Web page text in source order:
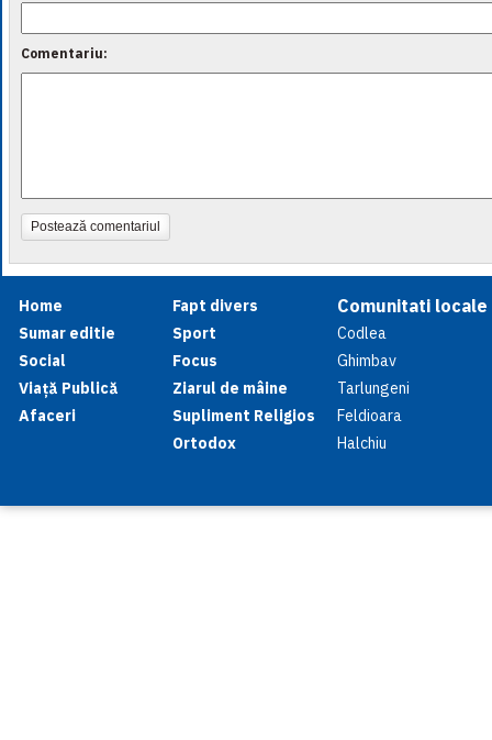
Comentariu:
Postează comentariul
Home
Sumar editie
Social
Viață Publică
Afaceri
Fapt divers
Sport
Focus
Ziarul de mâine
Supliment Religios
Ortodox
Comunitati locale
Codlea
Ghimbav
Tarlungeni
Feldioara
Halchiu